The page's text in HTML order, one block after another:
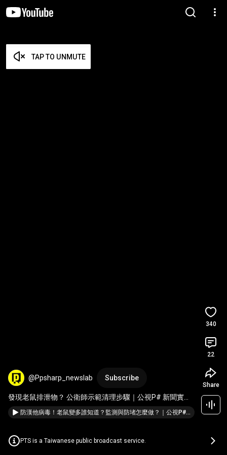
TAP TO UNMUTE
@Ppsharp_newslab Subscribe
發現老鼠排泄物？ 公衛師示範清理步驟｜公視P# 新聞實驗
室 #Shorts
防漢他病毒！老鼠變多誰知道？監測與防堵怎麼做？｜公視P# 新聞實驗室
340
22
Share
PTS is a Taiwanese public broadcast service.